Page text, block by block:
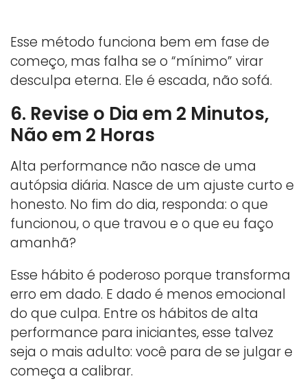
Esse método funciona bem em fase de
começo, mas falha se o “mínimo” virar
desculpa eterna. Ele é escada, não sofá.
6. Revise o Dia em 2 Minutos,
Não em 2 Horas
Alta performance não nasce de uma
autópsia diária. Nasce de um ajuste curto e
honesto. No fim do dia, responda: o que
funcionou, o que travou e o que eu faço
amanhã?
Esse hábito é poderoso porque transforma
erro em dado. E dado é menos emocional
do que culpa. Entre os hábitos de alta
performance para iniciantes, esse talvez
seja o mais adulto: você para de se julgar e
começa a calibrar.